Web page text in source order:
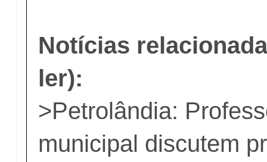
Notícias
ler):
>Petrolândia:
municipal discutem